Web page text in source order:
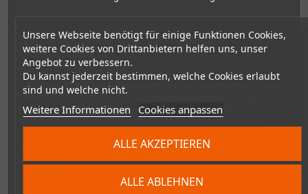
Unsere Webseite benötigt für einige Funktionen Cookies,
weitere Cookies von Drittanbietern helfen uns, unser
Angebot zu verbessern.
Du kannst jederzeit bestimmen, welche Cookies erlaubt
sind und welche nicht.
Weitere Informationen Cookies anpassen
ALLE ABLEHNEN
ALLE AKZEPTIEREN
Werkzeuglose Montage dank cleverer
Klemmtechnik
Ein großer Vorteil gegenüber der Vorgängerversion: Diese Griffe
werden nicht verschraubt, sondern einfach angeklemmt. Das
bedeutet für dich keine komplizierten Montageanleitungen, kein
Werkzeug und keine Sorge um Beschädigungen. Du klemmst die
wieder abnehmen, wenn du das Gerät kompakter transportieren
möchtest.